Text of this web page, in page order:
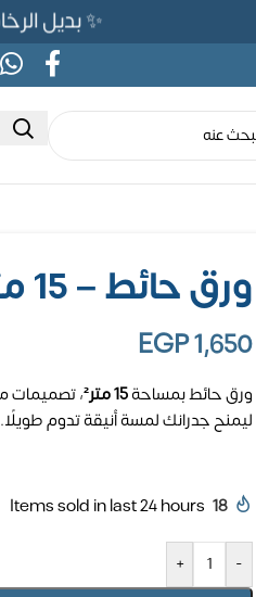
✨ بديل الرخام المرن 565ج بدلًا من
ورق حائط – 15 متر مربع
EGP1,650
ورق حائط بمساحة15 متر²
، تصميمات
ليمنح جدرانك لمسة أنيقة تدوم طويلًا.
18
Items sold in last 24 hours
-
+